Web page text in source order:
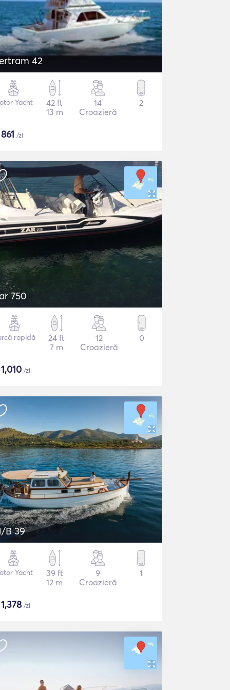
42
Yacht
42 ft
13 m
14
Croazieră
2
861 /zi
750
rapidă
24 ft
7 m
12
Croazieră
0
1,010 /zi
B 39
Yacht
39 ft
12 m
9
Croazieră
1
1,378/zi